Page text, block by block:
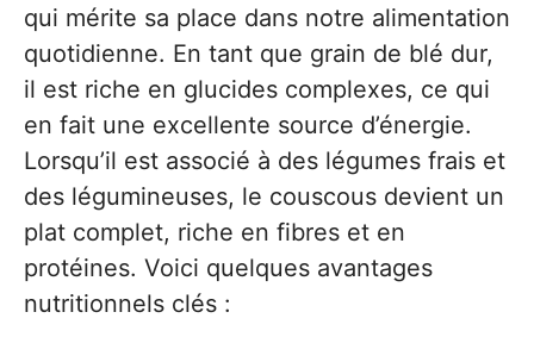
qui mérite sa place dans notre alimentation
quotidienne. En tant que grain de blé dur,
il est riche en glucides complexes, ce qui
en fait une excellente source d’énergie.
Lorsqu’il est associé à des légumes frais et
des légumineuses, le couscous devient un
plat complet, riche en fibres et en
protéines. Voici quelques avantages
nutritionnels clés :